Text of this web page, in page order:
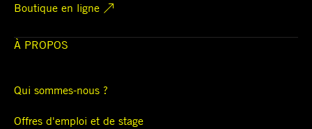
Boutique en ligne
À PROPOS
Qui sommes-nous ?
Offres d'emploi et de stage